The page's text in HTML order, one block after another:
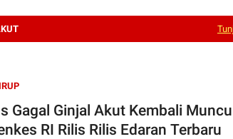
Gagal Ginjal Akut Kembali
RI Rilis Rilis Edaran Terbaru